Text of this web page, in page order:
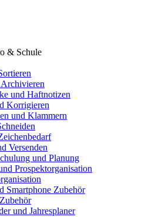
& Schule
und Haftnotizen
Korrigieren
und Klammern
Versenden
und Planung
Prospektorganisation
Smartphone Zubehör
und Jahresplaner